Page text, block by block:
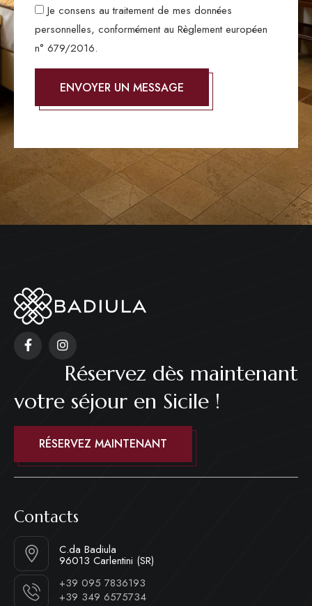
Je consens au traitement de mes données
personnelles, conformément au Règlement européen
n° 679/2016.
Réservez dès maintenant
votre séjour en Sicile !
RÉSERVEZ MAINTENANT
Contacts
C.da Badiula
96013 Carlentini (SR)
+39 095 7836193
+39 349 6575734